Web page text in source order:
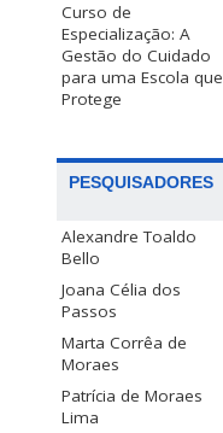
Curso de
Especialização: A
Gestão do Cuidado
para uma Escola que
Protege
PESQUISADORES
Alexandre Toaldo
Bello
Joana Célia dos
Passos
Marta Corrêa de
Moraes
Patrícia de Moraes
Lima